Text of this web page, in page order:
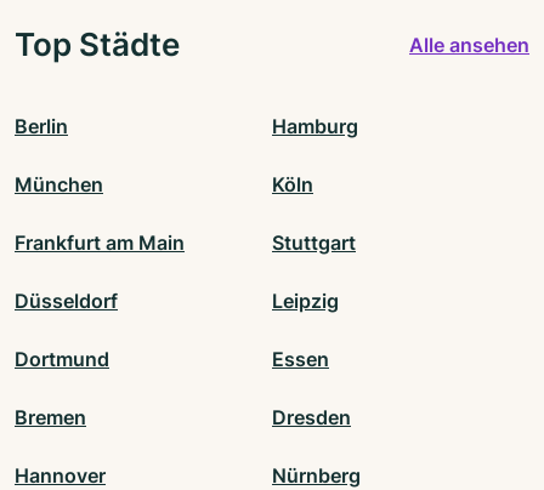
Top Städte Alle ansehen
Berlin Hamburg
München Köln
Frankfurt am Main Stuttgart
Düsseldorf Leipzig
Dortmund Essen
Bremen Dresden
Hannover Nürnberg